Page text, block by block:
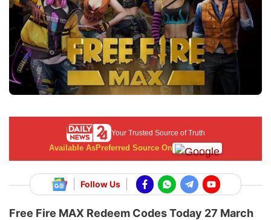
Your Trusted Source of Truth
Available AsPreferred Source On
Follow Us
Free Fire MAX Redeem Codes Today 27 March